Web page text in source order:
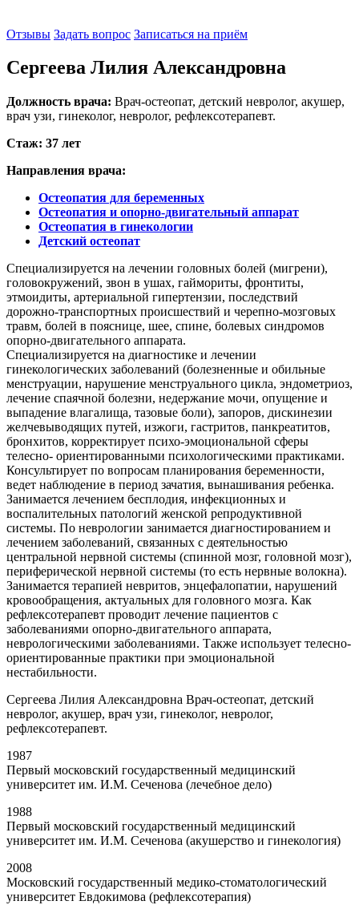
Отзывы Задать вопрос Записаться на приём
Сергеева Лилия Александровна
Должность врача: Врач-остеопат, детский невролог, акушер,
врач узи, гинеколог, невролог, рефлексотерапевт.
Стаж: 37 лет
Направления врача:
Остеопатия для беременных
Остеопатия и опорно-двигательный аппарат
Остеопатия в гинекологии
Детский остеопат
Специализируется на лечении головных болей (мигрени),
головокружений, звон в ушах, гаймориты, фронтиты,
этмоидиты, артериальной гипертензии, последствий
дорожно-транспортных происшествий и черепно-мозговых
травм, болей в пояснице, шее, спине, болевых синдромов
опорно-двигательного аппарата.
Специализируется на диагностике и лечении
гинекологических заболеваний (болезненные и обильные
менструации, нарушение менструального цикла, эндометриоз,
лечение спаячной болезни, недержание мочи, опущение и
выпадение влагалища, тазовые боли), запоров, дискинезии
желчевыводящих путей, изжоги, гастритов, панкреатитов,
бронхитов, корректирует психо-эмоциональной сферы
телесно- ориентированными психологическими практиками.
Консультирует по вопросам планирования беременности,
ведет наблюдение в период зачатия, вынашивания ребенка.
Занимается лечением бесплодия, инфекционных и
воспалительных патологий женской репродуктивной
системы. По неврологии занимается диагностированием и
лечением заболеваний, связанных с деятельностью
центральной нервной системы (спинной мозг, головной мозг),
периферической нервной системы (то есть нервные волокна).
Занимается терапией невритов, энцефалопатии, нарушений
кровообращения, актуальных для головного мозга. Как
рефлексотерапевт проводит лечение пациентов с
заболеваниями опорно-двигательного аппарата,
неврологическими заболеваниями. Также использует телесно-
ориентированные практики при эмоциональной
нестабильности.
Сергеева Лилия Александровна Врач-остеопат, детский
невролог, акушер, врач узи, гинеколог, невролог,
рефлексотерапевт.
1987
Первый московский государственный медицинский
университет им. И.М. Сеченова (лечебное дело)
1988
Первый московский государственный медицинский
университет им. И.М. Сеченова (акушерство и гинекология)
2008
Московский государственный медико-стоматологический
университет Евдокимова (рефлексотерапия)